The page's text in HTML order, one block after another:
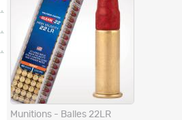
Munitions - Balles 22LR